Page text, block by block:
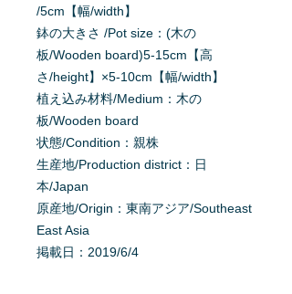
/5cm【幅/width】
鉢の大きさ /Pot size：(木の
板/Wooden board)5-15cm【高
さ/height】×5-10cm【幅/width】
植え込み材料/Medium：木の
板/Wooden board
状態/Condition：親株
生産地/Production district：日
本/Japan
原産地/Origin：東南アジア/Southeast
East Asia
掲載日：2019/6/4